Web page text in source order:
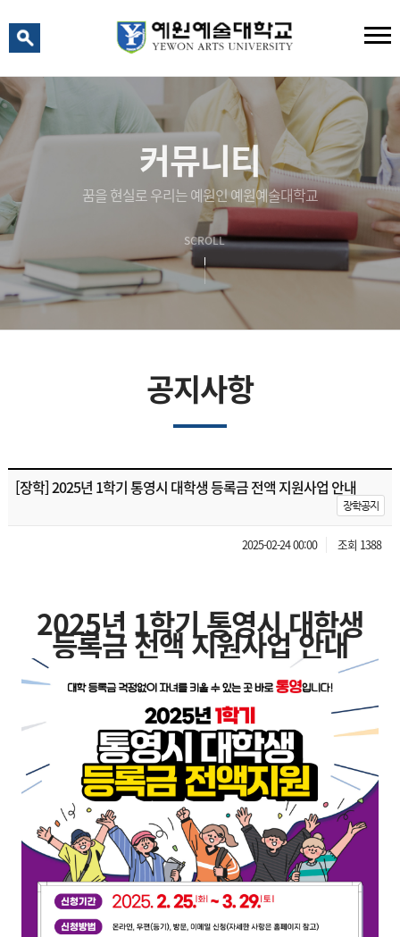
커뮤니티
꿈을 현실로 우리는 예원인 예원예술대학교
SCROLL
공지사항
[장학] 2025년 1학기 통영시 대학생 등록금 전액 지원사업 안내
장학공지
2025-02-24 00:00 조회 1388
2025년 1학기 통영시 대학생
등록금 전액 지원사업 안내
예원 AI